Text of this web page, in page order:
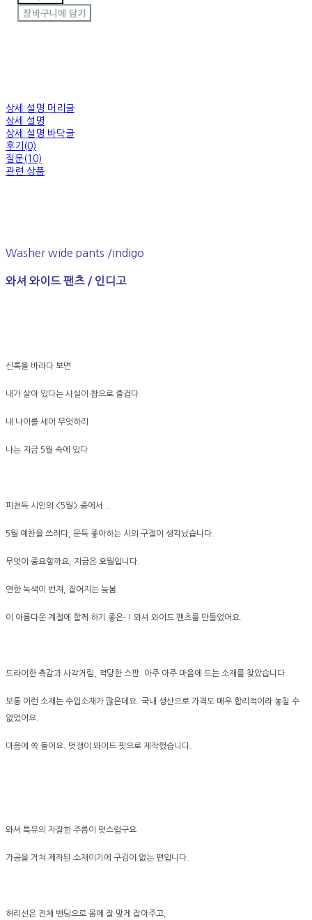
장바구니에 담기
상세 설명 머리글
상세 설명
상세 설명 바닥글
후기(0)
질문(10)
관련 상품
Washer wide pants /indigo
와셔 와이드 팬츠 / 인디고
신록을 바라다 보면
내가 살아 있다는 사실이 참으로 즐겁다
내 나이를 세어 무엇하리
나는 지금 5월 속에 있다
피천득 시인의 <5월> 중에서 ..
5월 예찬을 쓰려다, 문득 좋아하는 시의 구절이 생각났습니다.
무엇이 중요할까요, 지금은 오월입니다.
연한 녹색이 번져, 짙어지는 늦봄.
이 아름다운 계절에 함께 하기 좋은- ! 와셔 와이드 팬츠를 만들었어요.
드라이한 촉감과 사각거림, 적당한 스판. 아주 아주 마음에 드는 소재를 찾았습니다.
보통 이런 소재는 수입소재가 많은데요. 국내 생산으로 가격도 매우 합리적이라 놓칠 수
없었어요.
마음에 쏙 들어요. 멋쟁이 와이드 핏으로 제작했습니다.
와셔 특유의 자잘한 주름이 멋스럽구요
가공을 거쳐 제작된 소재이기에 구김이 없는 편입니다.
허리선은 전체 밴딩으로 몸에 잘 맞게 잡아주고,